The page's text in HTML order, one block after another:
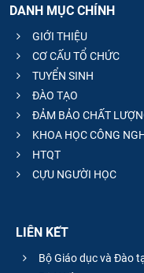
DANH MỤC CHÍNH
GIỚI THIỆU
CƠ CẤU TỔ CHỨC
TUYỂN SINH
ĐÀO TẠO
ĐẢM BẢO CHẤT
KHOA HỌC CÔNG
HTQT
CỰU NGƯỜI HỌC
LIÊN KẾT
Bộ Giáo dục và Đào